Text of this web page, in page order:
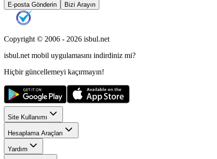
E-posta Gönderin Bizi Arayın
Copyright © 2006 - 2026 isbul.net
isbul.net mobil uygulamasını indirdiniz mi?
Hiçbir güncellemeyi kaçırmayın!
Site Kullanımı
Hesaplama Araçları
Yardım